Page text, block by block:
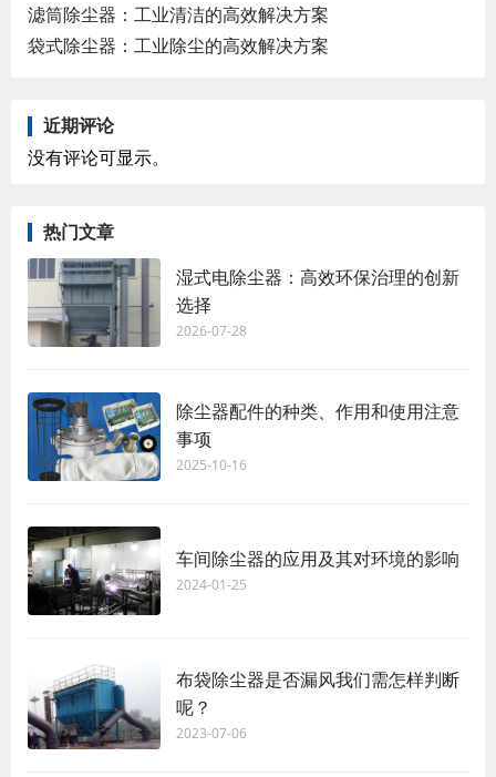
滤筒除尘器：工业清洁的高效解决方案
袋式除尘器：工业除尘的高效解决方案
近期评论
没有评论可显示。
热门文章
湿式电除尘器：高效环保治理的创新
选择
2026-07-28
除尘器配件的种类、作用和使用注意
事项
2025-10-16
车间除尘器的应用及其对环境的影响
2024-01-25
布袋除尘器是否漏风我们需怎样判断
呢？
2023-07-06